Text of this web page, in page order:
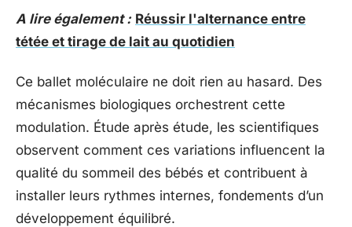
A lire également : Réussir l'alternance entre
tétée et tirage de lait au quotidien
Ce ballet moléculaire ne doit rien au hasard. Des
mécanismes biologiques orchestrent cette
modulation. Étude après étude, les scientifiques
observent comment ces variations influencent la
qualité du sommeil des bébés et contribuent à
installer leurs rythmes internes, fondements d’un
développement équilibré.